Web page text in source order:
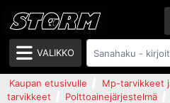
VALIKKO
Kaupan etusivulle Mp-tarvikkeet
tarvikkeet
Polttoainejärjestelmä